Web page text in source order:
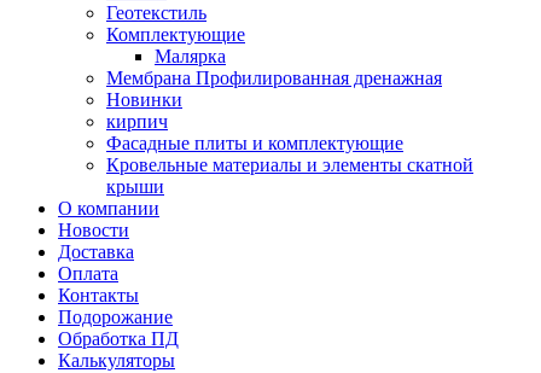
Геотекстиль
Комплектующие
Малярка
Мембрана Профилированная дренажная
Новинки
кирпич
Фасадные плиты и комплектующие
Кровельные материалы и элементы скатной
крыши
О компании
Новости
Доставка
Оплата
Контакты
Подорожание
Обработка ПД
Калькуляторы